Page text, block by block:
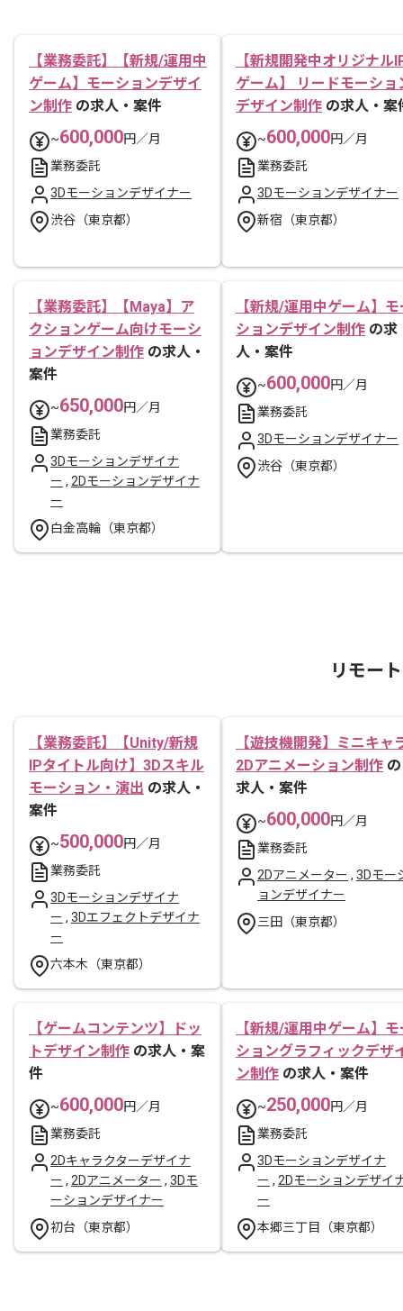
【業務委託】【新規/運用中
ゲーム】モーションデザイ
ン制作 の求人・案件
~600,000円／月
業務委託
3Dモーションデザイナー
渋谷（東京都）
【新規開発中オリジナル
ゲーム】 リードモーショ
デザイン制作 の求人・案
~600,000円／月
業務委託
3Dモーションデザイナー
新宿（東京都）
【業務委託】【Maya】ア
クションゲーム向けモーシ
ョンデザイン制作 の求人・
案件
~650,000円／月
業務委託
3Dモーションデザイナ
ー , 2Dモーションデザイナ
ー
白金高輪（東京都）
【新規/運用中ゲーム】モ
ションデザイン制作 の求
人・案件
~600,000円／月
業務委託
3Dモーションデザイナー
渋谷（東京都）
リモー
【業務委託】【Unity/新規
IPタイトル向け】3Dスキル
モーション・演出 の求人・
案件
~500,000円／月
業務委託
3Dモーションデザイナ
ー , 3Dエフェクトデザイナ
ー
六本木（東京都）
【遊技機開発】ミニキャ
2Dアニメーション制作 の
求人・案件
~600,000円／月
業務委託
2Dアニメーター , 3Dモー
ョンデザイナー
三田（東京都）
【ゲームコンテンツ】ドッ
トデザイン制作 の求人・案
件
~600,000円／月
業務委託
2Dキャラクターデザイナ
ー , 2Dアニメーター , 3Dモ
ーションデザイナー
初台（東京都）
【新規/運用中ゲーム】モ
ショングラフィックデザ
ン制作 の求人・案件
~250,000円／月
業務委託
3Dモーションデザイナ
ー , 2Dモーションデザイ
ー
本郷三丁目（東京都）